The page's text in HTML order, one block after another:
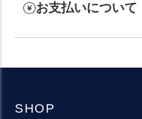
お支払いについて
SHOP